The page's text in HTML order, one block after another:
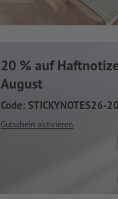
20 % auf
August
Code: STICKYNOTES26-20
Gutschein aktivieren